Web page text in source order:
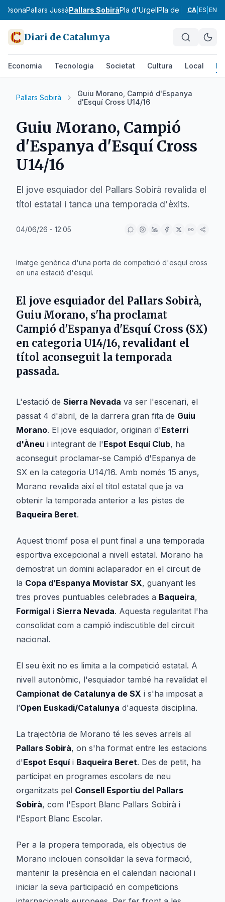
OsonaPallars JussàPallars SobiràPla d'UrgellPla de l'Estany
CA ES EN
Diari de Catalunya
Economia Tecnologia Societat Cultura Local
Pallars Sobirà
Guiu Morano, Campió d'Espanya
d'Esquí Cross U14/16
Guiu Morano, Campió
d'Espanya d'Esquí Cross
U14/16
El jove esquiador del Pallars Sobirà revalida el
títol estatal i tanca una temporada d'èxits.
04/06/26 - 12:05
Imatge genèrica d'una porta de competició d'esquí cross
en una estació d'esquí.
El jove esquiador del Pallars Sobirà,
Guiu Morano, s'ha proclamat
Campió d'Espanya d'Esquí Cross (SX)
en categoria U14/16, revalidant el
títol aconseguit la temporada
passada.
L'estació de Sierra Nevada va ser l'escenari, el
passat 4 d'abril, de la darrera gran fita de Guiu
Morano. El jove esquiador, originari d'Esterri
d'Àneu i integrant de l'Espot Esquí Club, ha
aconseguit proclamar-se Campió d'Espanya de
SX en la categoria U14/16. Amb només 15 anys,
Morano revalida així el títol estatal que ja va
obtenir la temporada anterior a les pistes de
Baqueira Beret.
Aquest triomf posa el punt final a una temporada
esportiva excepcional a nivell estatal. Morano ha
demostrat un domini aclaparador en el circuit de
la Copa d’Espanya Movistar SX, guanyant les
tres proves puntuables celebrades a Baqueira,
Formigal i Sierra Nevada. Aquesta regularitat l'ha
consolidat com a campió indiscutible del circuit
nacional.
El seu èxit no es limita a la competició estatal. A
nivell autonòmic, l'esquiador també ha revalidat el
Campionat de Catalunya de SX i s'ha imposat a
l’Open Euskadi/Catalunya d'aquesta disciplina.
La trajectòria de Morano té les seves arrels al
Pallars Sobirà, on s'ha format entre les estacions
d'Espot Esquíi Baqueira Beret. Des de petit, ha
participat en programes escolars de neu
organitzats pel Consell Esportiu del Pallars
Sobirà, com l'Esport Blanc Pallars Sobirà i
l'Esport Blanc Escolar.
Per a la propera temporada, els objectius de
Morano inclouen consolidar la seva formació,
mantenir la presència en el calendari nacional i
iniciar la seva participació en competicions